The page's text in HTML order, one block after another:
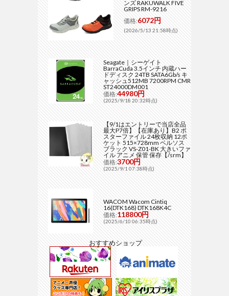
ンズ RAKUWALK FIVE
GRIPS RM-9216
価格:6072円
(2026/5/13 21:58時点)
Seagate｜シーゲイト
BarraCuda 3.5インチ 内蔵ハー
ドディスク 24TB SATA6Gb/s キ
ャッシュ512MB 7200RPM CMR
ST24000DM001
価格:44980円
(2025/9/18 20:32時点)
【9/1はエントリーで当店全品
最大P7倍】【在庫あり】B2 ポ
スターファイル 24枚収納 12ポ
ケット 515×728mm ベルソス
ブラック VS-Z01-BK 大きいファ
イル アニメ 保管 保存【/srm】
価格:3700円
(2025/9/1 07:38時点)
WACOM Wacom Cintiq
16(DTK168) DTK168K4C
価格:118800円
(2025/6/10 06:35時点)
おすすめショップ